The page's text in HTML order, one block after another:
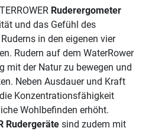
Ruderergometer
und das Gefühl des
in den eigenen vier
Rudern auf dem WaterRower
mit der Natur zu bewegen und
Neben Ausdauer und Kraft
Konzentrationsfähigkeit
Wohlbefinden erhöht.
Rudergeräte sind zudem mit